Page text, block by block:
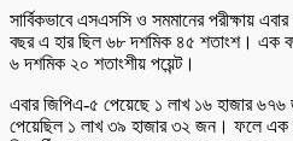
সার্বিকভাবে এসএসসি ও সমমানের পরীক্ষায়
বছর এ হার ছিল ৬৮ দশমিক ৪৫ শতাংশ। এক
৬ দশমিক ২০ শতাংশীয় পয়েন্ট।
এবার জিপিএ-৫ পেয়েছে ১ লাখ ১৬ হাজার ৬৭৬
পেয়েছিল ১ লাখ ৩৯ হাজার ৩২ জন। ফলে এক